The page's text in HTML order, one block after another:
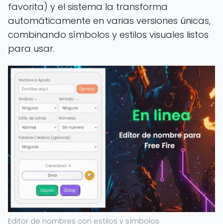
favorita) y el sistema la transforma
automáticamente en varias versiones únicas,
combinando símbolos y estilos visuales listos
para usar.
Editor de nombres con estilos y símbolos